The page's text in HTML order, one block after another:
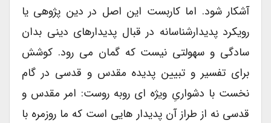
آشکار شود. اما کاربست این اصل در دین پژوهی یا
رویکرد پدیدارشناسانه در قبال پدیدارهای دینی بدان
سادگی و سهولتی نیست که گمان می رود. کوشش
برای تفسیر و تبیین پدیده مقدس و قدسی در گام
نخست با دشواریِ ویژه ای روبه روست: امر مقدس و
قدسی نه از طراز آن پدیدار هایی است که ما روزمره با